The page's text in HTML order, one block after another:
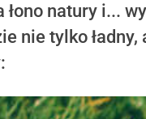
natury i...
nie tylko